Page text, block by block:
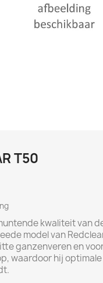
T50
kwaliteit van
model van
ganzenveren en
waardoor hij